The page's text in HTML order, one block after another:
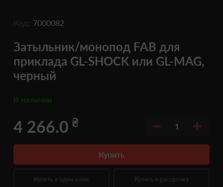
Код: 7000082
Затыльник/монопод FAB для
приклада GL-SHOCK или GL-MAG,
черный
В наличии
4 266.0 ₴ 1
Купить
Купить в один клик Купить в рассрочку